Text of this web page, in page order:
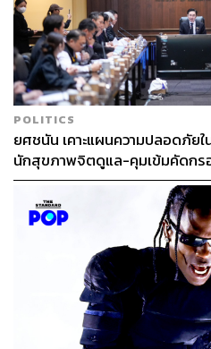
POLITICS
ยศชนัน เคาะแผนความปลอดภัย
นักสุขภาพจิตดูแล-คุมเข้มคัดก